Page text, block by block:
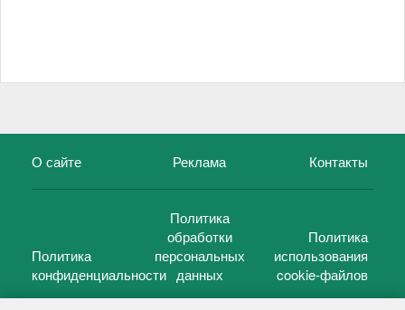
О сайте Реклама Контакты
Политика
конфиденциальности
Политика
обработки
персональных
данных
Политика
использования
cookie-файлов